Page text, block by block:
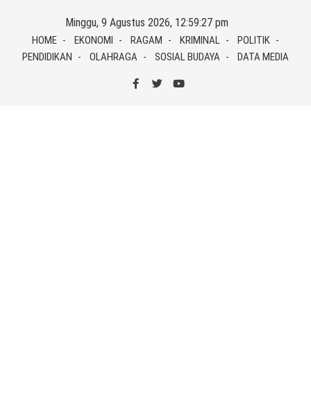
content
Minggu, 9 Agustus 2026, 12:59:28 pm
HOME EKONOMI RAGAM KRIMINAL
POLITIK
PENDIDIKAN
OLAHRAGA SOSIAL BUDAYA DATA MEDIA